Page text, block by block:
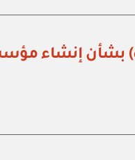
أمر ملكي رقم (أ / ٥٤٠) بشأن